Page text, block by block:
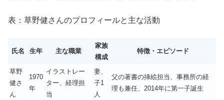
表：草野健さんのプロフィールと主な活動
氏名 生年 主な職業
家族
構成
特徴・エピソード
草野
健さ
ん
1970
年
イラストレー
ター、経理担
当
妻、
子1
人
父の著書の挿絵担当、事務所の経
理も兼任、2014年に第一子誕生